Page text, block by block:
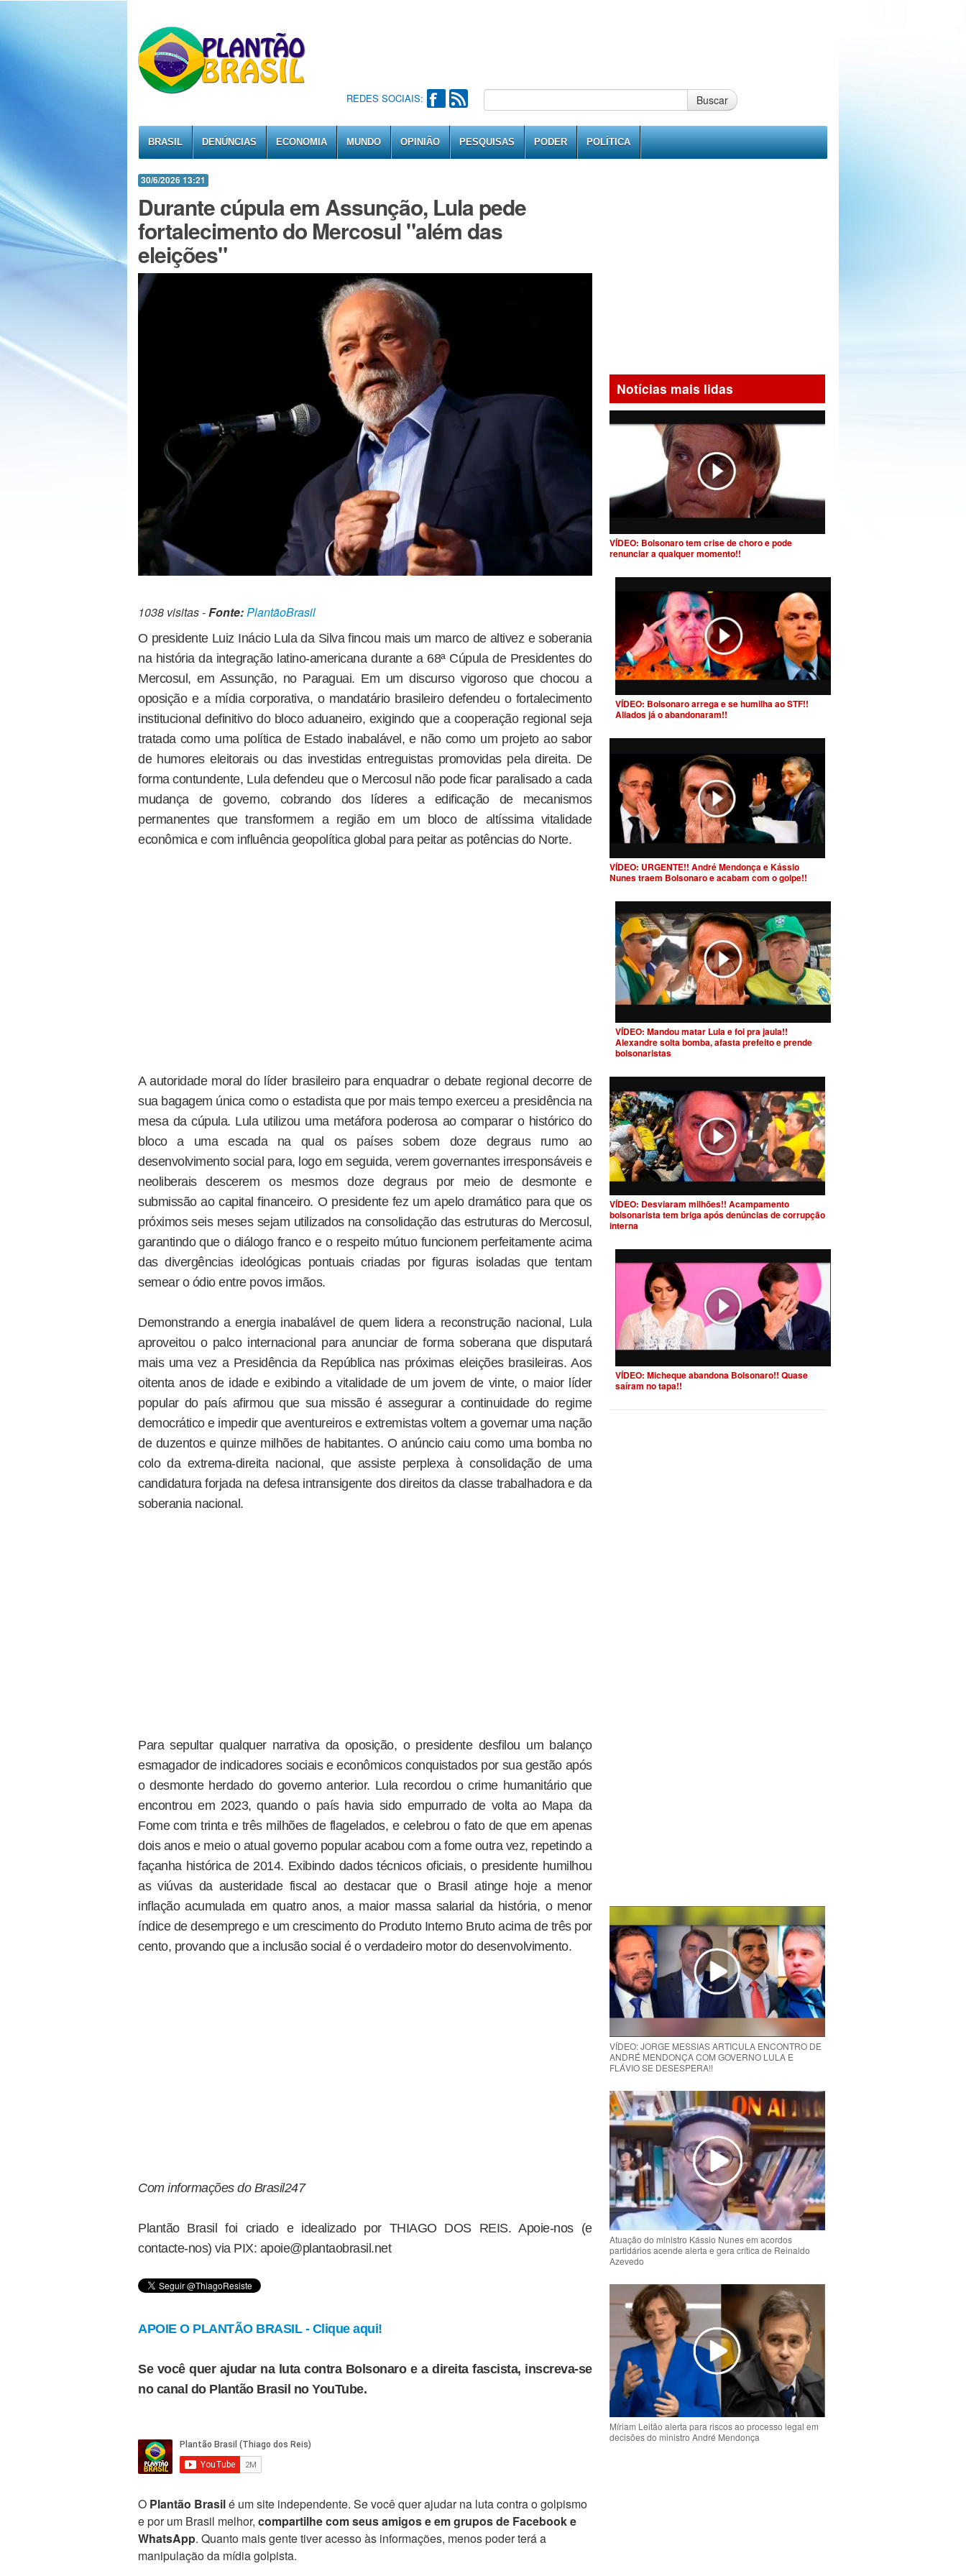
REDES SOCIAIS: Buscar
BRASIL DENÚNCIAS ECONOMIA MUNDO OPINIÃO PESQUISAS PODER POLÍTICA
30/6/2026 13:21
Durante cúpula em Assunção, Lula pede
fortalecimento do Mercosul "além das
eleições"
1038 visitas -Fonte:PlantãoBrasil
O presidente Luiz Inácio Lula da Silva fincou mais um marco de altivez e soberania
na história da integração latino-americana durante a 68ª Cúpula de Presidentes do
Mercosul, em Assunção, no Paraguai. Em um discurso vigoroso que chocou a
oposição e a mídia corporativa, o mandatário brasileiro defendeu o fortalecimento
institucional definitivo do bloco aduaneiro, exigindo que a cooperação regional seja
tratada como uma política de Estado inabalável, e não como um projeto ao sabor
de humores eleitorais ou das investidas entreguistas promovidas pela direita. De
forma contundente, Lula defendeu que o Mercosul não pode ficar paralisado a cada
mudança de governo, cobrando dos líderes a edificação de mecanismos
permanentes que transformem a região em um bloco de altíssima vitalidade
econômica e com influência geopolítica global para peitar as potências do Norte.
A autoridade moral do líder brasileiro para enquadrar o debate regional decorre de
sua bagagem única como o estadista que por mais tempo exerceu a presidência na
mesa da cúpula. Lula utilizou uma metáfora poderosa ao comparar o histórico do
bloco a uma escada na qual os países sobem doze degraus rumo ao
desenvolvimento social para, logo em seguida, verem governantes irresponsáveis e
neoliberais descerem os mesmos doze degraus por meio de desmonte e
submissão ao capital financeiro. O presidente fez um apelo dramático para que os
próximos seis meses sejam utilizados na consolidação das estruturas do Mercosul,
garantindo que o diálogo franco e o respeito mútuo funcionem perfeitamente acima
das divergências ideológicas pontuais criadas por figuras isoladas que tentam
semear o ódio entre povos irmãos.
Demonstrando a energia inabalável de quem lidera a reconstrução nacional, Lula
aproveitou o palco internacional para anunciar de forma soberana que disputará
mais uma vez a Presidência da República nas próximas eleições brasileiras. Aos
oitenta anos de idade e exibindo a vitalidade de um jovem de vinte, o maior líder
popular do país afirmou que sua missão é assegurar a continuidade do regime
democrático e impedir que aventureiros e extremistas voltem a governar uma nação
de duzentos e quinze milhões de habitantes. O anúncio caiu como uma bomba no
colo da extrema-direita nacional, que assiste perplexa à consolidação de uma
candidatura forjada na defesa intransigente dos direitos da classe trabalhadora e da
soberania nacional.
Para sepultar qualquer narrativa da oposição, o presidente desfilou um balanço
esmagador de indicadores sociais e econômicos conquistados por sua gestão após
o desmonte herdado do governo anterior. Lula recordou o crime humanitário que
encontrou em 2023, quando o país havia sido empurrado de volta ao Mapa da
Fome com trinta e três milhões de flagelados, e celebrou o fato de que em apenas
dois anos e meio o atual governo popular acabou com a fome outra vez, repetindo a
façanha histórica de 2014. Exibindo dados técnicos oficiais, o presidente humilhou
as viúvas da austeridade fiscal ao destacar que o Brasil atinge hoje a menor
inflação acumulada em quatro anos, a maior massa salarial da história, o menor
índice de desemprego e um crescimento do Produto Interno Bruto acima de três por
cento, provando que a inclusão social é o verdadeiro motor do desenvolvimento.
Com informações do Brasil247
Plantão Brasil foi criado e idealizado por THIAGO DOS REIS. Apoie-nos (e
contacte-nos) via PIX: apoie@plantaobrasil.net
APOIE O PLANTÃO BRASIL - Clique aqui!
Se você quer ajudar na luta contra Bolsonaro e a direita fascista, inscreva-se
no canal do Plantão Brasil no YouTube.
O Plantão Brasilé um site independente. Se você quer ajudar na luta contra o golpismo
e por um Brasil melhor, compartilhe com seus amigos e em grupos de Facebook e
WhatsApp. Quanto mais gente tiver acesso às informações, menos poder terá a
manipulação da mídia golpista.
Notícias mais lidas
VÍDEO: Bolsonaro tem crise de choro e pode
renunciar a qualquer momento!!
VÍDEO: Bolsonaro arrega e se humilha ao STF!!
Aliados já o abandonaram!!
VÍDEO: URGENTE!! André Mendonça e Kássio
Nunes traem Bolsonaro e acabam com o golpe!!
VÍDEO: Mandou matar Lula e foi pra jaula!!
Alexandre solta bomba, afasta prefeito e prende
bolsonaristas
VÍDEO: Desviaram milhões!! Acampamento
bolsonarista tem briga após denúncias de corrupção
interna
VÍDEO: Micheque abandona Bolsonaro!! Quase
saíram no tapa!!
VÍDEO: JORGE MESSIAS ARTICULA ENCONTRO DE
ANDRÉ MENDONÇA COM GOVERNO LULA E
FLÁVIO SE DESESPERA!!
Atuação do ministro Kássio Nunes em acordos
partidários acende alerta e gera crítica de Reinaldo
Azevedo
Míriam Leitão alerta para riscos ao processo legal em
decisões do ministro André Mendonça